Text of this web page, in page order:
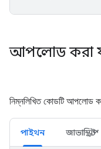
আপলোড করা
নিম্নলিখিত কোডটি আপলোড
পাইথন জাভাস্ক্রিপ্ট